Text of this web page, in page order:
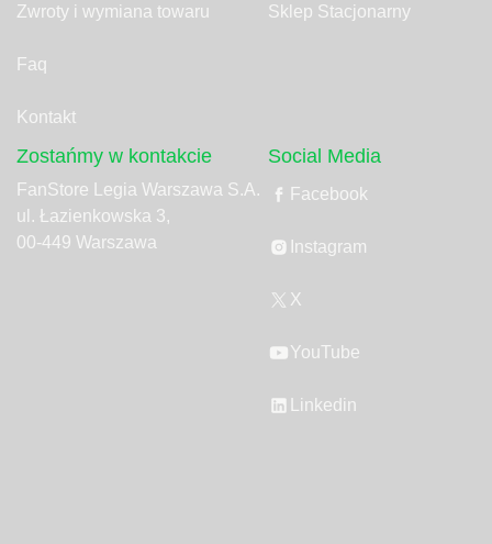
Zwroty i wymiana towaru
Faq
Kontakt
Sklep Stacjonarny
Zostańmy w kontakcie
FanStore Legia Warszawa S.A.
ul. Łazienkowska 3,
00-449 Warszawa
Social Media
Facebook
Instagram
X
YouTube
Linkedin